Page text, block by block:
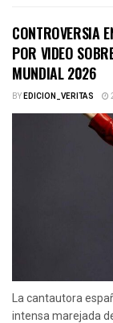
CONTROVERSIA
POR VIDEO
MUNDIAL 2026
BYEDICION_VERITAS
La cantautora
intensa marejada